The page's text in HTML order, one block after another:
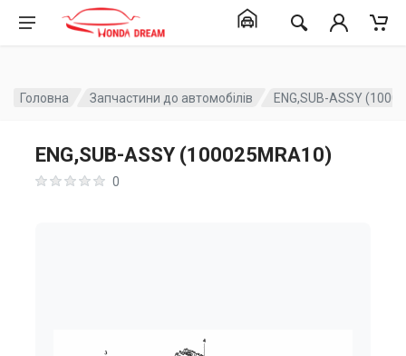
Головна Запчастини до автомобілів ENG,SUB-ASSY
ENG,SUB-ASSY (100025MRA10)
0